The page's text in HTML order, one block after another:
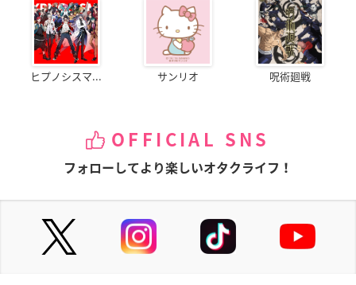
ヒプノシスマ... サンリオ 呪術廻戦
OFFICIAL SNS
フォローしてより楽しいオタクライフ！